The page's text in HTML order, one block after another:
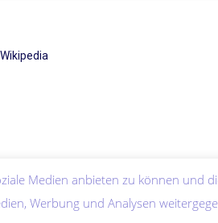
Medien anbieten zu können und
Werbung und Analysen